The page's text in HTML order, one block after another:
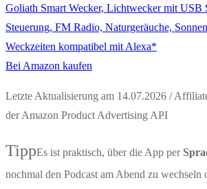
Goliath Smart Wecker, Lichtwecker mit USB
Steuerung, FM Radio, Naturgeräuche,
Weckzeiten kompatibel mit Alexa*
Bei Amazon kaufen
Letzte Aktualisierung am 14.07.2026 /
der Amazon Product Advertising API
TippEs ist praktisch, über die App per
nochmal den Podcast am Abend zu wechseln